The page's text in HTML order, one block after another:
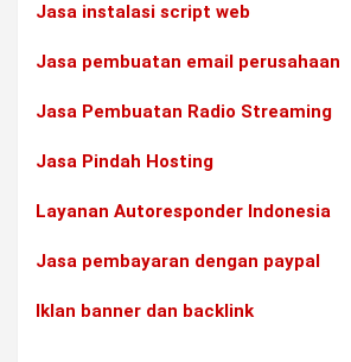
Jasa instalasi script web
Jasa pembuatan email perusahaan
Jasa Pembuatan Radio Streaming
Jasa Pindah Hosting
Layanan Autoresponder Indonesia
Jasa pembayaran dengan paypal
Iklan banner dan backlink